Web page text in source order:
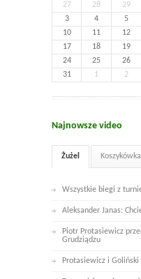
27 28 29
3
4 5
10
11 12
17
18 19
24
25 26
31
1 2
Najnowsze video
Żużel Koszykówka
Wszystkie biegi z
Aleksander Janas:
Piotr Protasiewicz
Grudziądzu
Protasiewicz i Goliński